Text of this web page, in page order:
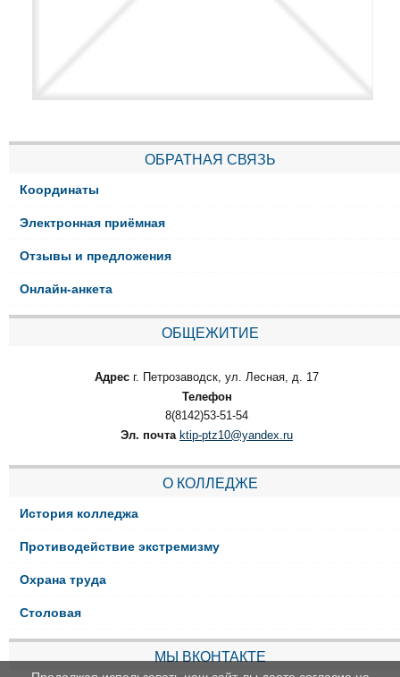
ОБРАТНАЯ СВЯЗЬ
Координаты
Электронная приёмная
Отзывы и предложения
Онлайн-анкета
ОБЩЕЖИТИЕ
Адрес г. Петрозаводск, ул. Лесная, д. 17
Телефон
8(8142)53-51-54
Эл. почта ktip-ptz10@yandex.ru
О КОЛЛЕДЖЕ
История колледжа
Противодействие экстремизму
Охрана труда
Столовая
МЫ ВКОНТАКТЕ